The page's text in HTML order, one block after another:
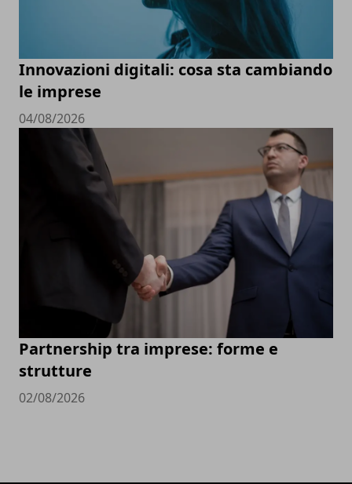
Innovazioni digitali: cosa sta cambiando
le imprese
04/08/2026
Partnership tra imprese: forme e
strutture
02/08/2026